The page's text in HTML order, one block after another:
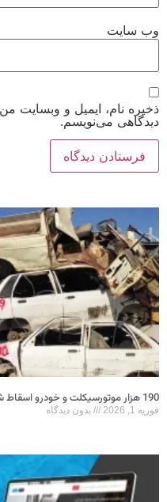
وب‌ سایت
ذخیره نام، ایمیل و وبسایت
دیدگاهی می‌نویسم.
190 هزار موتورسیکلت و خودرو اسقاط شد
فوریه 1, 2026 بدون دیدگاه